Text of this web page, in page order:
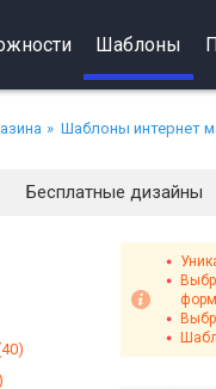
Шаблоны
Шаблоны интернет
Бесплатные дизайны